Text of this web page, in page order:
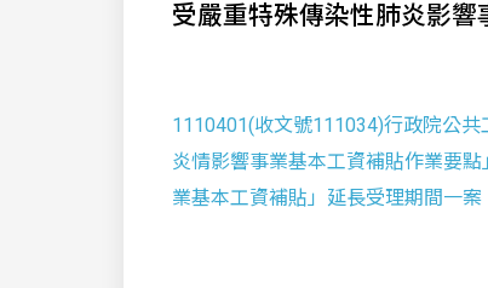
受嚴重特殊傳染性肺炎影
1110401(收文號111034)行政院公
炎情影響事業基本工資補貼作業要
業基本工資補貼」延長受理期間一案